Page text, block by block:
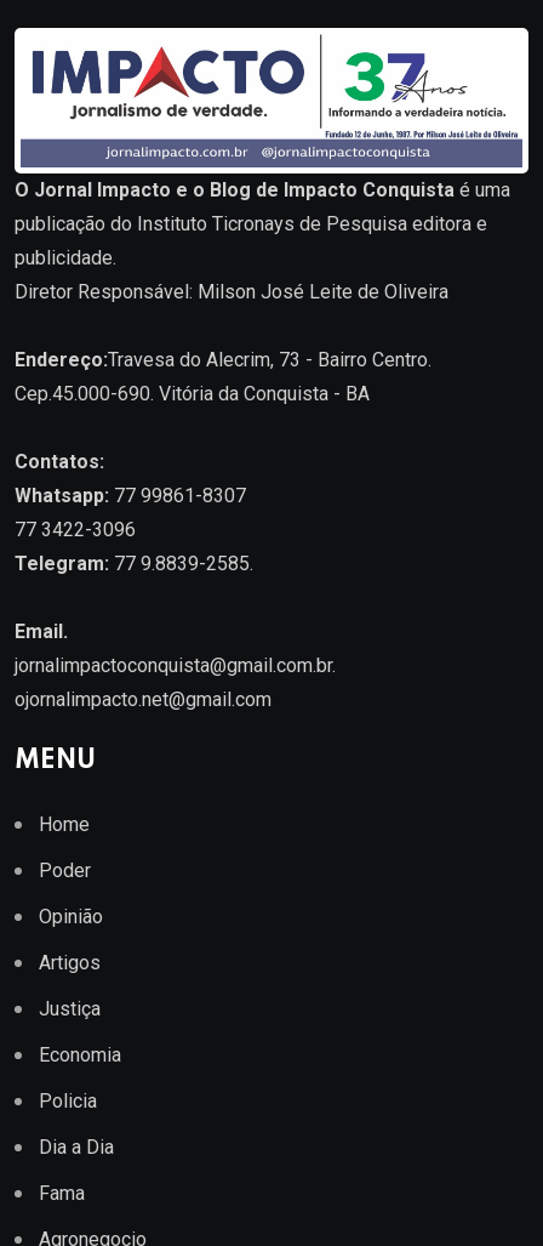
O Jornal Impacto e o Blog de Impacto Conquista é uma
publicação do Instituto Ticronays de Pesquisa editora e
publicidade.
Diretor Responsável: Milson José Leite de Oliveira
Endereço:Travesa do Alecrim, 73 - Bairro Centro.
Cep.45.000-690. Vitória da Conquista - BA
Contatos:
Whatsapp: 77 99861-8307
77 3422-3096
Telegram: 77 9.8839-2585.
Email.
jornalimpactoconquista@gmail.com.br.
ojornalimpacto.net@gmail.com
MENU
Home
Poder
Opinião
Artigos
Justiça
Economia
Policia
Dia a Dia
Fama
Agronegocio